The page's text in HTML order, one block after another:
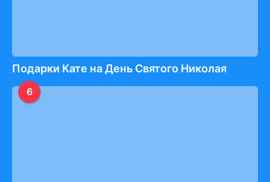
Подарки Кате на День Святого Николая
6